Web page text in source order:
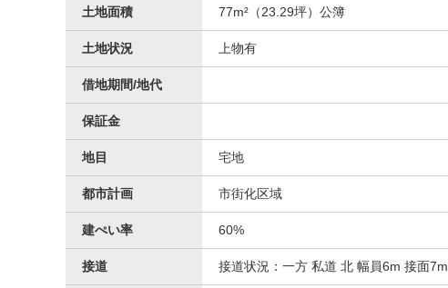
土地面積 77m²（23.29坪）公簿
土地状況 上物有
借地期間/地代
保証金
地目 宅地
都市計画 市街化区域
建ぺい率 60%
接道 接道状況：一方 私道 北 幅員6m 接面7m